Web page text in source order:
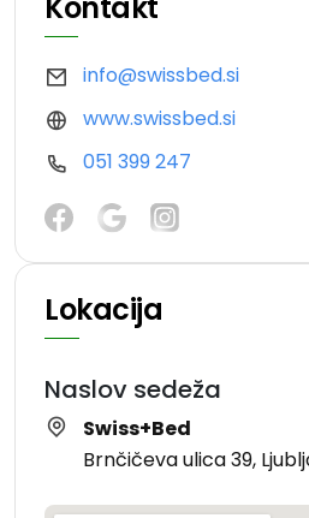
Kontakt
info@swissbed.si
www.swissbed.si
051 399 247
Lokacija
Naslov sedeža
Swiss+Bed
Brnčičeva ulica 39,